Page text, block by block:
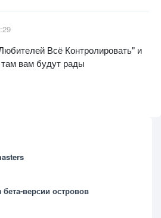
Всё Контролировать" и
вам будут рады
версии островов